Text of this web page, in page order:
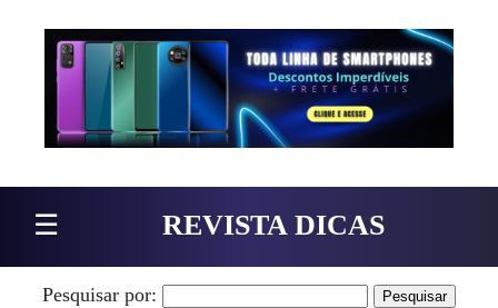
Pular para o conteúdo
☰ REVISTA DICAS
Pesquisar por: